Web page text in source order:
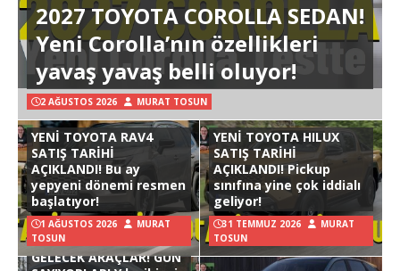
2027 TOYOTA COROLLA SEDAN!
Yeni Corolla’nın özellikleri
yavaş yavaş belli oluyor!
2 AĞUSTOS 2026 MURAT TOSUN
YENİ TOYOTA RAV4
SATIŞ TARİHİ
AÇIKLANDI! Bu ay
yepyeni dönemi resmen
başlatıyor!
1 AĞUSTOS 2026
MURAT
TOSUN
YENİ TOYOTA HILUX
SATIŞ TARİHİ
AÇIKLANDI! Pickup
sınıfına yine çok iddialı
geliyor!
31 TEMMUZ 2026
MURAT
TOSUN
GELECEK ARAÇLAR! GÜN